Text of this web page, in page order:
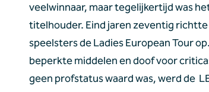
veelwinnaar, maar tegelijkertijd was
titelhouder. Eind jaren zeventig
speelsters de Ladies European Tour
beperkte middelen en doof voor
geen profstatus waard was, werd de